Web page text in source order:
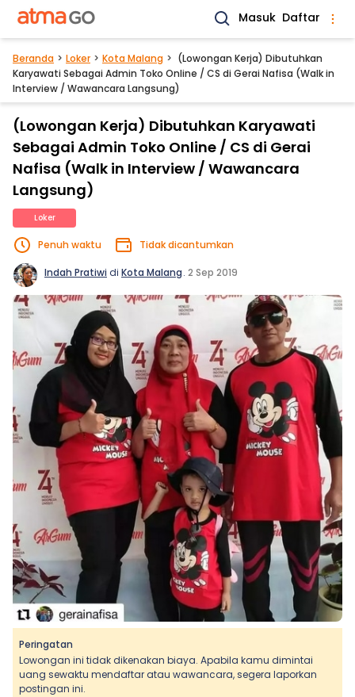
Masuk Daftar
Beranda Loker Kota Malang
(Lowongan Kerja) Dibutuhkan
Karyawati Sebagai Admin Toko Online / CS di Gerai Nafisa (Walk in
Interview / Wawancara Langsung)
(Lowongan Kerja) Dibutuhkan Karyawati
Sebagai Admin Toko Online / CS di Gerai
Nafisa (Walk in Interview / Wawancara
Langsung)
Loker
Penuh waktu Tidak dicantumkan
Indah Pratiwidi Kota Malang. 2 Sep 2019
Peringatan
Lowongan ini tidak dikenakan biaya. Apabila kamu dimintai
uang sewaktu mendaftar atau wawancara, segera laporkan
postingan ini.